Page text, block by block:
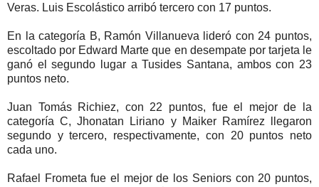
Veras. Luis Escolástico arribó tercero con 17 puntos.
En la categoría B, Ramón Villanueva lideró con 24 puntos,
escoltado por Edward Marte que en desempate por tarjeta le
ganó el segundo lugar a Tusides Santana, ambos con 23
puntos neto.
Juan Tomás Richiez, con 22 puntos, fue el mejor de la
categoría C, Jhonatan Liriano y Maiker Ramírez llegaron
segundo y tercero, respectivamente, con 20 puntos neto
cada uno.
Rafael Frometa fue el mejor de los Seniors con 20 puntos,